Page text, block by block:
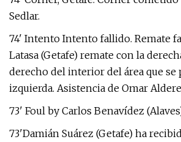
Sedlar.
74' Intento Intento fallido. Remate
Latasa (Getafe) remate con la
derecho del interior del área que se
izquierda. Asistencia de Omar
73' Foul by Carlos Benavídez
73'Damián Suárez (Getafe) ha